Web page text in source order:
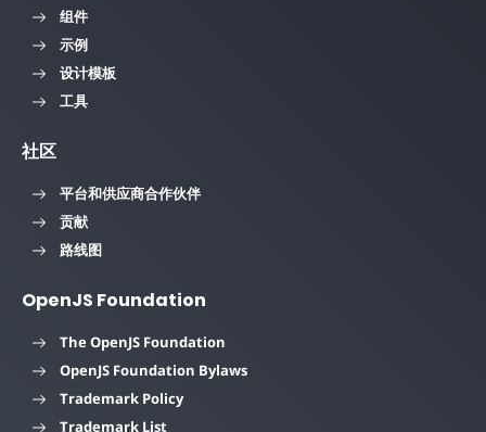
组件
示例
设计模板
工具
社区
平台和供应商合作伙伴
贡献
路线图
OpenJS Foundation
The OpenJS Foundation
OpenJS Foundation Bylaws
Trademark Policy
Trademark List